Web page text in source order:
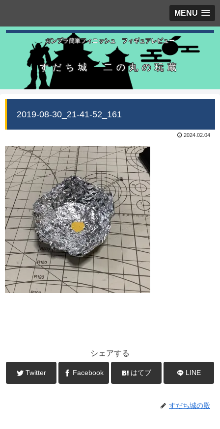
MENU
ガンプラ簡単フィニッシュ フィギュアレビュー
すだち城 二の丸の玩蔵
2019-08-30_21-41-52_161
2024.02.04
シェアする
Twitter Facebook はてブ LINE
すだち城の殿